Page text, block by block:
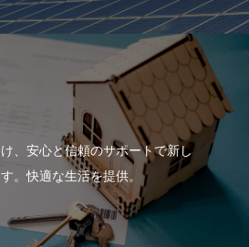
、安心と信頼のサポートで新し
。快適な生活を提供。